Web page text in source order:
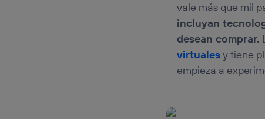
vale más que mil
incluyan
desean comprar.
virtualesy tiene
empieza a